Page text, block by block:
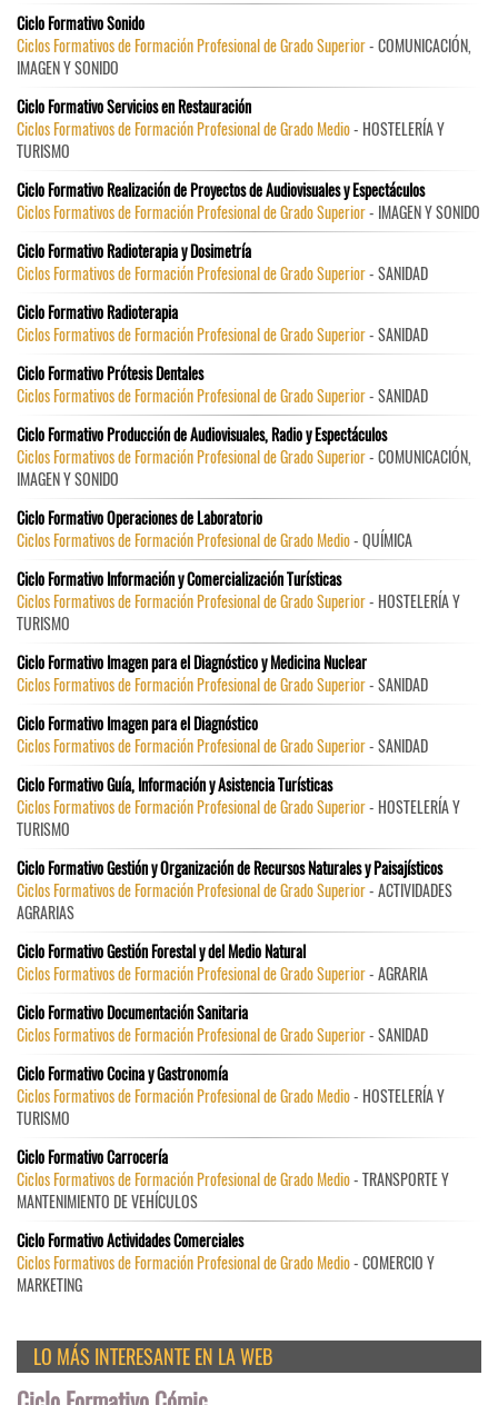
Ciclo Formativo Sonido
Ciclos Formativos de Formación Profesional de Grado Superior- COMUNICACIÓN,
IMAGEN Y SONIDO
Ciclo Formativo Servicios en Restauración
Ciclos Formativos de Formación Profesional de Grado Medio- HOSTELERÍA Y
TURISMO
Ciclo Formativo Realización de Proyectos de Audiovisuales y Espectáculos
Ciclos Formativos de Formación Profesional de Grado Superior- IMAGEN Y SONIDO
Ciclo Formativo Radioterapia y Dosimetría
Ciclos Formativos de Formación Profesional de Grado Superior- SANIDAD
Ciclo Formativo Radioterapia
Ciclos Formativos de Formación Profesional de Grado Superior- SANIDAD
Ciclo Formativo Prótesis Dentales
Ciclos Formativos de Formación Profesional de Grado Superior- SANIDAD
Ciclo Formativo Producción de Audiovisuales, Radio y Espectáculos
Ciclos Formativos de Formación Profesional de Grado Superior- COMUNICACIÓN,
IMAGEN Y SONIDO
Ciclo Formativo Operaciones de Laboratorio
Ciclos Formativos de Formación Profesional de Grado Medio- QUÍMICA
Ciclo Formativo Información y Comercialización Turísticas
Ciclos Formativos de Formación Profesional de Grado Superior- HOSTELERÍA Y
TURISMO
Ciclo Formativo Imagen para el Diagnóstico y Medicina Nuclear
Ciclos Formativos de Formación Profesional de Grado Superior- SANIDAD
Ciclo Formativo Imagen para el Diagnóstico
Ciclos Formativos de Formación Profesional de Grado Superior- SANIDAD
Ciclo Formativo Guía, Información y Asistencia Turísticas
Ciclos Formativos de Formación Profesional de Grado Superior- HOSTELERÍA Y
TURISMO
Ciclo Formativo Gestión y Organización de Recursos Naturales y Paisajísticos
Ciclos Formativos de Formación Profesional de Grado Superior- ACTIVIDADES
AGRARIAS
Ciclo Formativo Gestión Forestal y del Medio Natural
Ciclos Formativos de Formación Profesional de Grado Superior- AGRARIA
Ciclo Formativo Documentación Sanitaria
Ciclos Formativos de Formación Profesional de Grado Superior- SANIDAD
Ciclo Formativo Cocina y Gastronomía
Ciclos Formativos de Formación Profesional de Grado Medio- HOSTELERÍA Y
TURISMO
Ciclo Formativo Carrocería
Ciclos Formativos de Formación Profesional de Grado Medio- TRANSPORTE Y
MANTENIMIENTO DE VEHÍCULOS
Ciclo Formativo Actividades Comerciales
Ciclos Formativos de Formación Profesional de Grado Medio- COMERCIO Y
MARKETING
LO MÁS INTERESANTE EN LA WEB